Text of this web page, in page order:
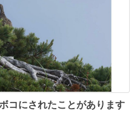
コにされたことがあります